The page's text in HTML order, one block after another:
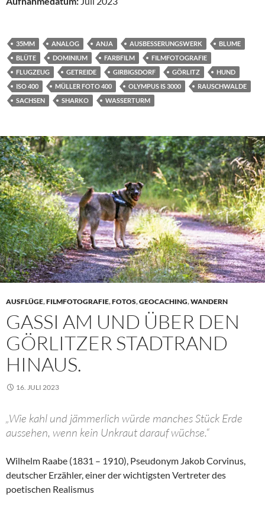
35MM ANALOG ANJA AUSBESSERUNGSWERK
BLUME
BLÜTE
DOMINIUM FARBFILM
FILMFOTOGRAFIE
FLUGZEUG
GETREIDE GIRBIGSDORF GÖRLITZ
HUND
ISO 400
MÜLLER FOTO 400 OLYMPUS IS 3000
RAUSCHWALDE
SACHSEN
SHARKO WASSERTURM
AUSFLÜGE,FILMFOTOGRAFIE,FOTOS,GEOCACHING,WANDERN
GASSI AM UND ÜBER DEN
GÖRLITZER STADTRAND
HINAUS.
16. JULI 2023
„Wie kahl und jämmerlich würde manches Stück Erde
aussehen, wenn kein Unkraut darauf wüchse.“
Wilhelm Raabe (1831 – 1910), Pseudonym Jakob Corvinus,
deutscher Erzähler, einer der wichtigsten Vertreter des
poetischen Realismus